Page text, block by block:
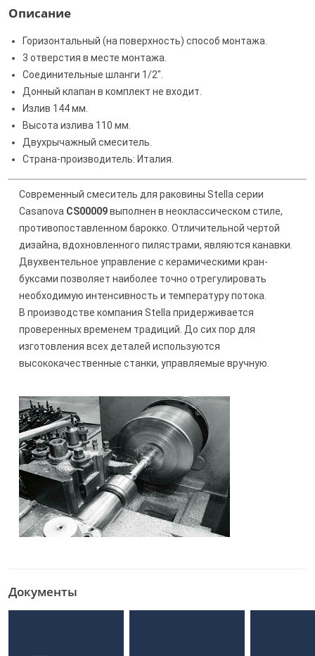
Описание
Горизонтальный (на поверхность) способ монтажа.
3 отверстия в месте монтажа.
Соединительные шланги 1/2".
Донный клапан в комплект не входит.
Излив 144 мм.
Высота излива 110 мм.
Двухрычажный смеситель.
Страна-производитель: Италия.
Современный смеситель для раковины Stella серии
Casanova CS00009выполнен в неоклассическом стиле,
противопоставленном барокко. Отличительной чертой
дизайна, вдохновленного пилястрами, являются канавки.
Двухвентельное управление с керамическими кран-
буксами позволяет наиболее точно отрегулировать
необходимую интенсивность и температуру потока.
В производстве компания Stella придерживается
проверенных временем традиций. До сих пор для
изготовления всех деталей используются
высококачественные станки, управляемые вручную.
Документы